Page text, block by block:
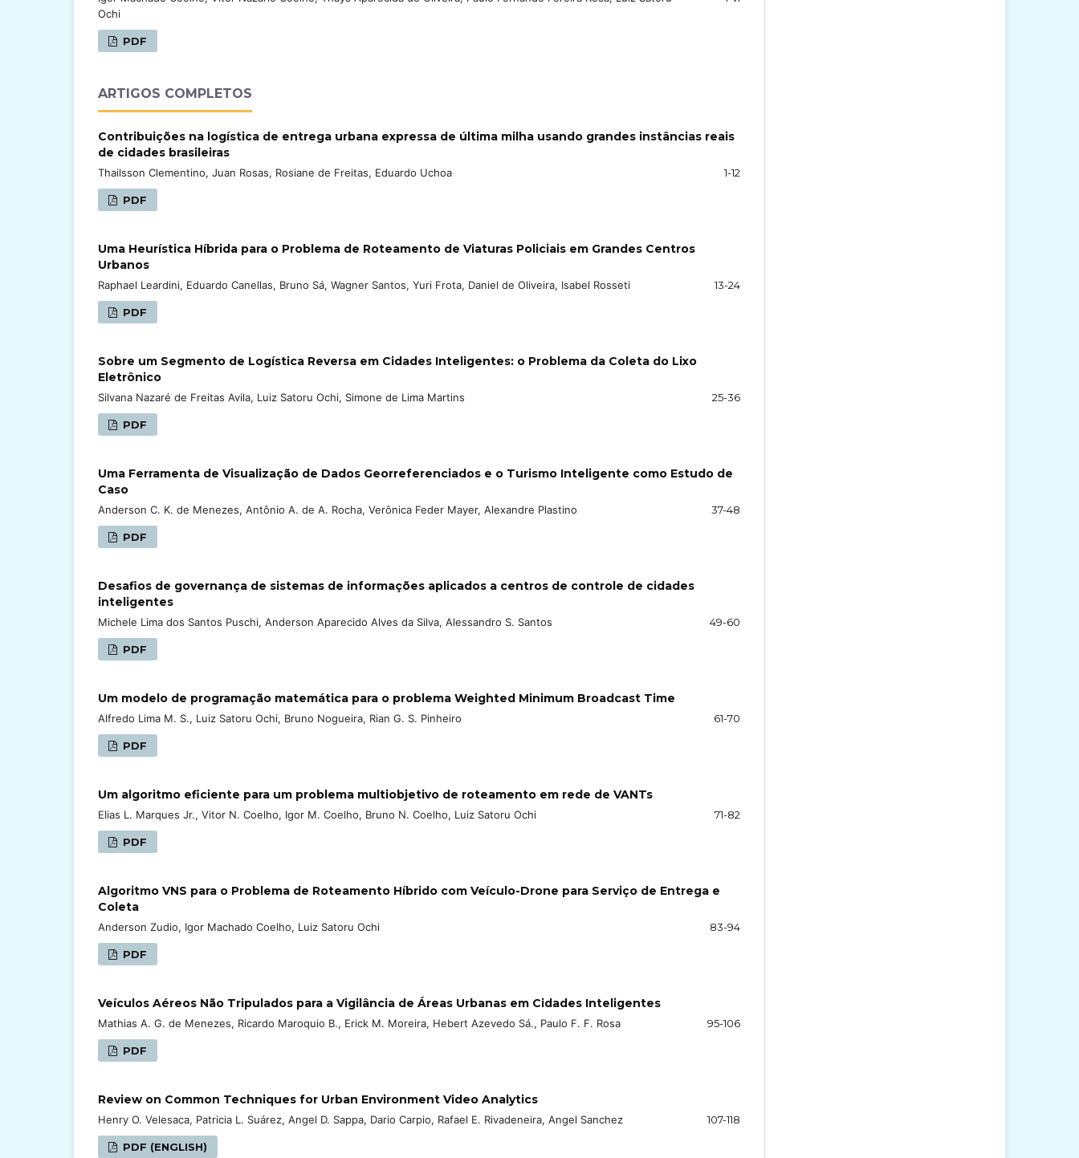
Ochi
PDF
ARTIGOS COMPLETOS
Contribuições na logística de entrega urbana expressa de última milha usando grandes instâncias reais
de cidades brasileiras
Thailsson Clementino, Juan Rosas, Rosiane de Freitas, Eduardo Uchoa 1-12
PDF
Uma Heurística Híbrida para o Problema de Roteamento de Viaturas Policiais em Grandes Centros
Urbanos
Raphael Leardini, Eduardo Canellas, Bruno Sá, Wagner Santos, Yuri Frota, Daniel de Oliveira, Isabel Rosseti 13-24
PDF
Sobre um Segmento de Logística Reversa em Cidades Inteligentes: o Problema da Coleta do Lixo
Eletrônico
Silvana Nazaré de Freitas Avila, Luiz Satoru Ochi, Simone de Lima Martins 25-36
PDF
Uma Ferramenta de Visualização de Dados Georreferenciados e o Turismo Inteligente como Estudo de
Caso
Anderson C. K. de Menezes, Antônio A. de A. Rocha, Verônica Feder Mayer, Alexandre Plastino 37-48
PDF
Desafios de governança de sistemas de informações aplicados a centros de controle de cidades
inteligentes
Michele Lima dos Santos Puschi, Anderson Aparecido Alves da Silva, Alessandro S. Santos 49-60
PDF
Um modelo de programação matemática para o problema Weighted Minimum Broadcast Time
Alfredo Lima M. S., Luiz Satoru Ochi, Bruno Nogueira, Rian G. S. Pinheiro 61-70
PDF
Um algoritmo eficiente para um problema multiobjetivo de roteamento em rede de VANTs
Elias L. Marques Jr., Vitor N. Coelho, Igor M. Coelho, Bruno N. Coelho, Luiz Satoru Ochi 71-82
PDF
Algoritmo VNS para o Problema de Roteamento Híbrido com Veículo-Drone para Serviço de Entrega e
Coleta
Anderson Zudio, Igor Machado Coelho, Luiz Satoru Ochi 83-94
PDF
Veículos Aéreos Não Tripulados para a Vigilância de Áreas Urbanas em Cidades Inteligentes
Mathias A. G. de Menezes, Ricardo Maroquio B., Erick M. Moreira, Hebert Azevedo Sá., Paulo F. F. Rosa 95-106
PDF
Review on Common Techniques for Urban Environment Video Analytics
Henry O. Velesaca, Patricia L. Suárez, Angel D. Sappa, Dario Carpio, Rafael E. Rivadeneira, Angel Sanchez 107-118
PDF (ENGLISH)